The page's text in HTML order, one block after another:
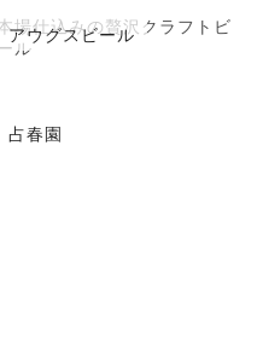
アウグスビール
場仕込みの贅沢クラフトビ
ル
占春園